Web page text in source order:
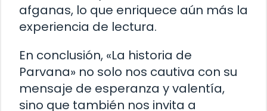
afganas, lo que enriquece aún más la
experiencia de lectura.
En conclusión, «La historia de
Parvana» no solo nos cautiva con su
mensaje de esperanza y valentía,
sino que también nos invita a